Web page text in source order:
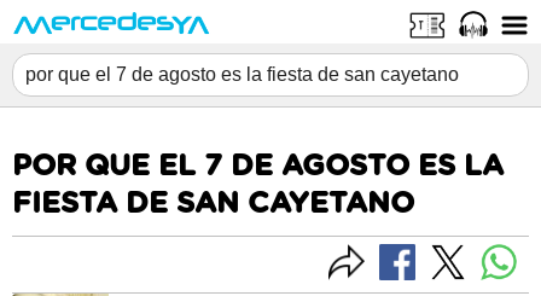
POR QUE EL 7 DE AGOSTO ES LA
FIESTA DE SAN CAYETANO